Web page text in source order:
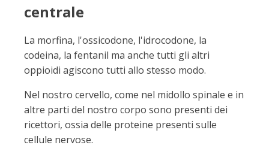
centrale
La morfina, l'ossicodone, l'idrocodone, la
codeina, la fentanil ma anche tutti gli altri
oppioidi agiscono tutti allo stesso modo.
Nel nostro cervello, come nel midollo spinale e in
altre parti del nostro corpo sono presenti dei
ricettori, ossia delle proteine presenti sulle
cellule nervose.